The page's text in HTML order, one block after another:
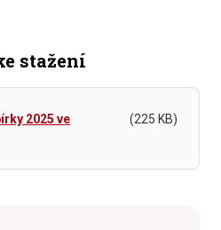
stažení
2025 ve
(225 KB)